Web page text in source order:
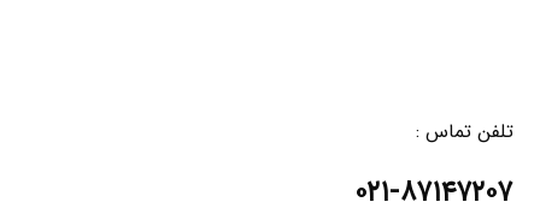
تلفن تماس :
۰۲۱-۸۷۱۴۷۲۰۷